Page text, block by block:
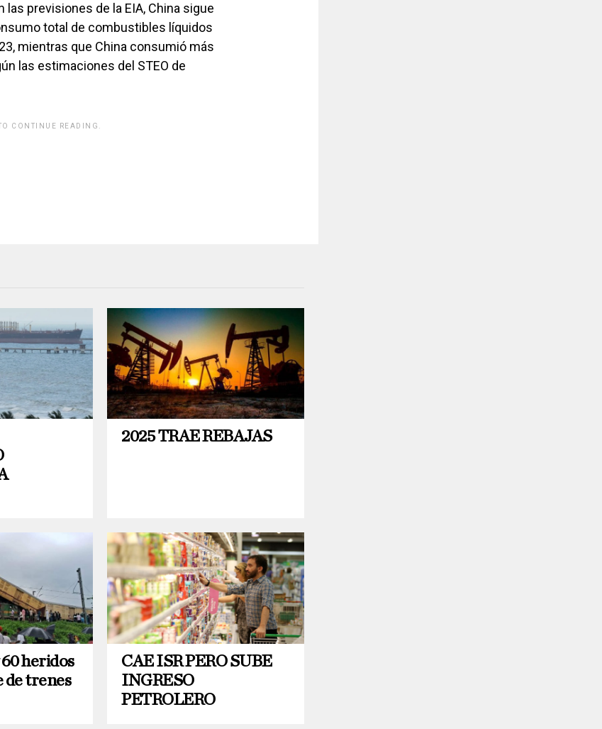
previsiones de la EIA, China sigue
total de combustibles líquidos
mientras que China consumió más
las estimaciones del STEO de
CONTINUE READING.
2025 TRAE REBAJAS
heridos
de trenes
CAE ISR PERO SUBE
INGRESO
PETROLERO